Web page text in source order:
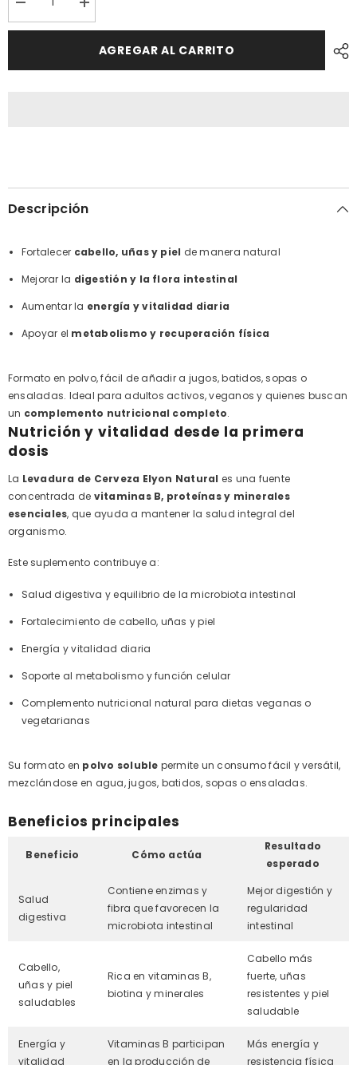
Reducir
cantidad
porLevadura
Aumentar
cantidad
por
AGREGAR AL CARRITO
Descripción
Fortalecer cabello, uñas y piel de manera natural
Mejorar la digestión y la flora intestinal
Aumentar la energía y vitalidad diaria
Apoyar el metabolismo y recuperación física
Formato en polvo, fácil de añadir a jugos, batidos, sopas o
ensaladas. Ideal para adultos activos, veganos y quienes buscan
un complemento nutricional completo.
Nutrición y vitalidad desde la primera
dosis
La Levadura de Cerveza Elyon Natural es una fuente
concentrada de vitaminas B, proteínas y minerales
esenciales, que ayuda a mantener la salud integral del
organismo.
Este suplemento contribuye a:
Salud digestiva y equilibrio de la microbiota intestinal
Fortalecimiento de cabello, uñas y piel
Energía y vitalidad diaria
Soporte al metabolismo y función celular
Complemento nutricional natural para dietas veganas o
vegetarianas
Su formato en polvo soluble permite un consumo fácil y versátil,
mezclándose en agua, jugos, batidos, sopas o ensaladas.
Beneficios principales
Beneficio Cómo actúa
Resultado
esperado
Salud
digestiva
Contiene enzimas y
fibra que favorecen la
microbiota intestinal
Mejor digestión y
regularidad
intestinal
Cabello,
uñas y piel
saludables
Rica en vitaminas B,
biotina y minerales
Cabello más
fuerte, uñas
resistentes y piel
saludable
Energía y
vitalidad
Vitaminas B participan
en la producción de
Más energía y
resistencia física